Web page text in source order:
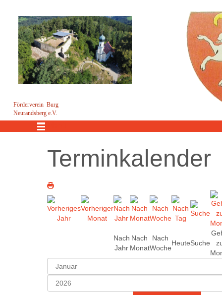
Förderverein Burg
Neurandsberg e.V.
Terminkalender
Nach
Jahr
Nach
Monat
Nach
Woche
HeuteSuche